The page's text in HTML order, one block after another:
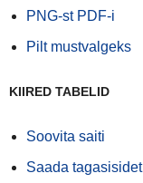
PNG-st PDF-i
Pilt mustvalgeks
KIIRED TABELID
Soovita saiti
Saada tagasisidet